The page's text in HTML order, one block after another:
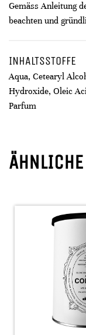
Gemäss Anleitung
beachten und
INHALTSSTOFFE
Aqua, Cetearyl
Hydroxide, Oleic
Parfum